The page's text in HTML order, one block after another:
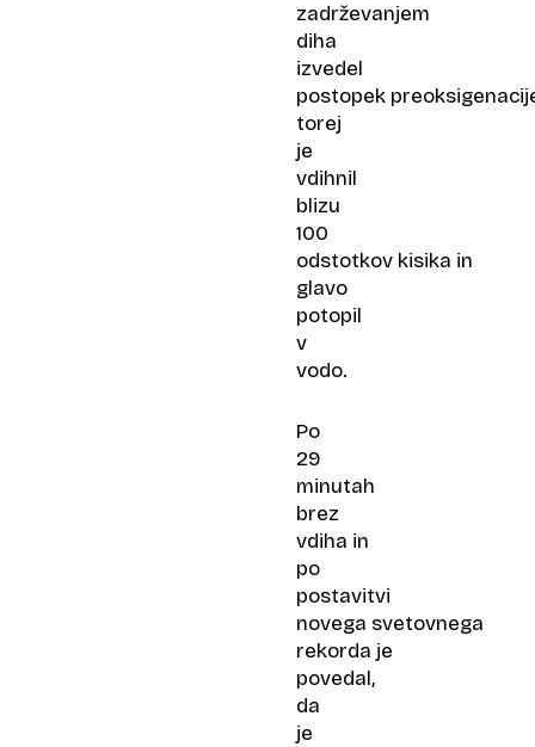
zadrževanjem
diha
izvedel
postopek
torej
je
vdihnil
blizu
100
odstotkov kisika in
glavo
potopil
v
vodo.
Po
29
minutah
brez
vdiha in
po
postavitvi
novega svetovnega
rekorda je
povedal,
da
je